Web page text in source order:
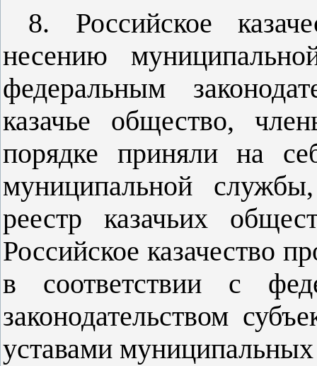
8. Российское
несению
федеральным
казачье общество,
порядке приняли на
муниципальной
реестр казачьих
Российское казачество
в соответствии с
законодательством
уставами